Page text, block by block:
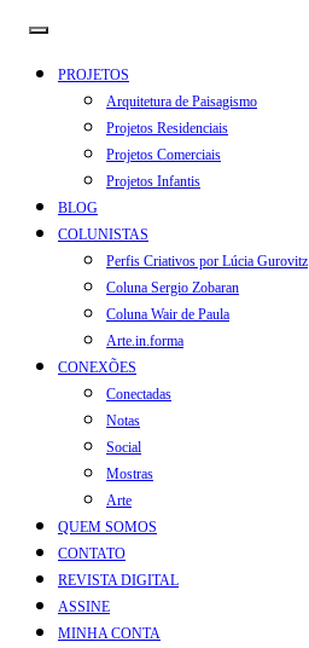
PROJETOS
Arquitetura de Paisagismo
Projetos Residenciais
Projetos Comerciais
Projetos Infantis
BLOG
COLUNISTAS
Perfis Criativos por Lúcia Gurovitz
Coluna Sergio Zobaran
Coluna Wair de Paula
Arte.in.forma
CONEXÕES
Conectadas
Notas
Social
Mostras
Arte
QUEM SOMOS
CONTATO
REVISTA DIGITAL
ASSINE
MINHA CONTA